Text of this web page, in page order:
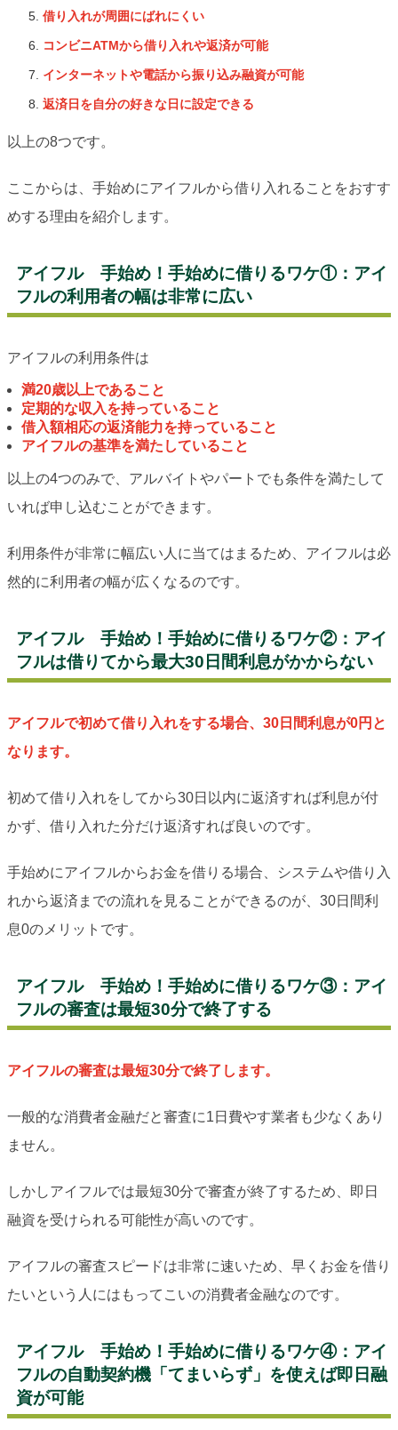
借り入れが周囲にばれにくい
コンビニATMから借り入れや返済が可能
インターネットや電話から振り込み融資が可能
返済日を自分の好きな日に設定できる
以上の8つです。
ここからは、手始めにアイフルから借り入れることをおすす
めする理由を紹介します。
アイフル 手始め！手始めに借りるワケ①：アイ
フルの利用者の幅は非常に広い
アイフルの利用条件は
満20歳以上であること
定期的な収入を持っていること
借入額相応の返済能力を持っていること
アイフルの基準を満たしていること
以上の4つのみで、アルバイトやパートでも条件を満たして
いれば申し込むことができます。
利用条件が非常に幅広い人に当てはまるため、アイフルは必
然的に利用者の幅が広くなるのです。
アイフル 手始め！手始めに借りるワケ②：アイ
フルは借りてから最大30日間利息がかからない
アイフルで初めて借り入れをする場合、30日間利息が0円と
なります。
初めて借り入れをしてから30日以内に返済すれば利息が付
かず、借り入れた分だけ返済すれば良いのです。
手始めにアイフルからお金を借りる場合、システムや借り入
れから返済までの流れを見ることができるのが、30日間利
息0のメリットです。
アイフル 手始め！手始めに借りるワケ③：アイ
フルの審査は最短30分で終了する
アイフルの審査は最短30分で終了します。
一般的な消費者金融だと審査に1日費やす業者も少なくあり
ません。
しかしアイフルでは最短30分で審査が終了するため、即日
融資を受けられる可能性が高いのです。
アイフルの審査スピードは非常に速いため、早くお金を借り
たいという人にはもってこいの消費者金融なのです。
アイフル 手始め！手始めに借りるワケ④：アイ
フルの自動契約機「てまいらず」を使えば即日融
資が可能